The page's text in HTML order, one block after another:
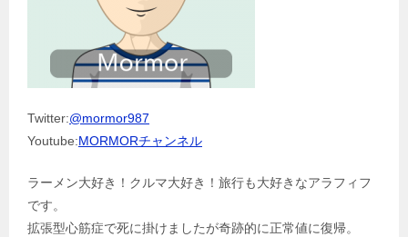
Twitter:@mormor987
Youtube:MORMORチャンネル
ラーメン大好き！クルマ大好き！旅行も大好きなアラフィフ
です。
拡張型心筋症で死に掛けましたが奇跡的に正常値に復帰。